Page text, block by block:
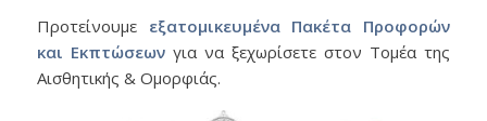
Προτείνουμε εξατομικευμένα Πακέτα Προφορών
και Εκπτώσεωνγια να ξεχωρίσετε στον Τομέα της
Αισθητικής & Ομορφιάς.